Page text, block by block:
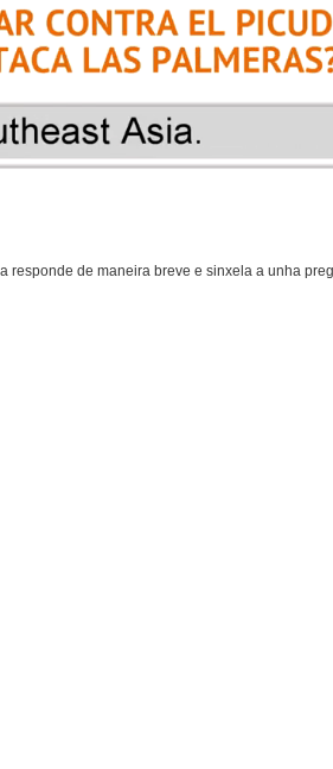
de maneira breve e sinxela a unha